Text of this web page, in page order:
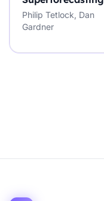
Philip Tetlock, Dan
Gardner